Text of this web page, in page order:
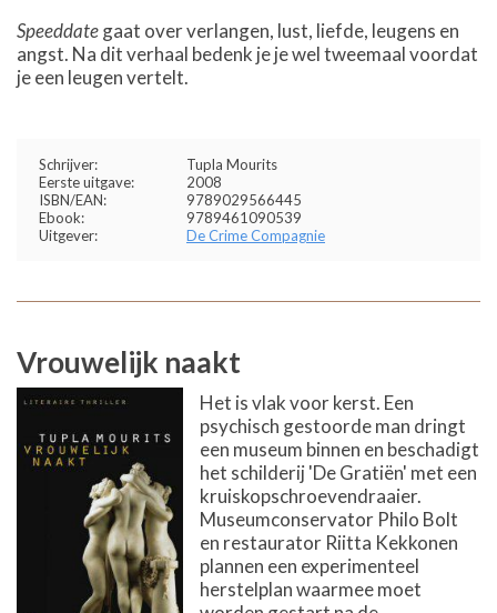
Speeddategaat over verlangen, lust, liefde, leugens en
angst. Na dit verhaal bedenk je je wel tweemaal voordat
je een leugen vertelt.
Schrijver:
Tupla Mourits
Eerste uitgave:
2008
ISBN/EAN:
9789029566445
Ebook:
9789461090539
Uitgever:
De Crime Compagnie
Vrouwelijk naakt
Het is vlak voor kerst. Een
psychisch gestoorde man dringt
een museum binnen en beschadigt
het schilderij 'De Gratiën' met een
kruiskopschroevendraaier.
Museumconservator Philo Bolt
en restaurator Riitta Kekkonen
plannen een experimenteel
herstelplan waarmee moet